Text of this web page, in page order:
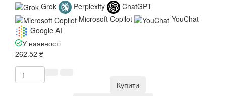
Grok Perplexity
ChatGPT
Microsoft Copilot
YouChat
Google AI
У наявності
262.52 ₴
Купити